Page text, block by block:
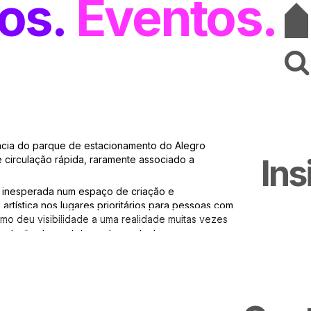
Eventos
do parque de estacionamento do Alegro
rápida, raramente associado a
num espaço de criação e
nos lugares prioritários para pessoas com
deu visibilidade a uma realidade muitas vezes
do quotidiano dos visitantes.